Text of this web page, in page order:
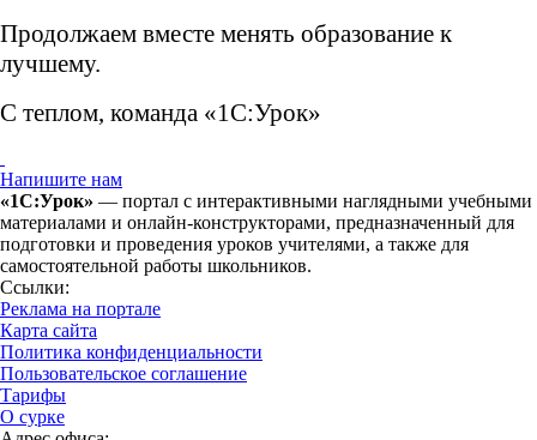
Продолжаем вместе менять образование к
лучшему.
С теплом, команда «1С:Урок»
Напишите нам
«1С:Урок» — портал с интерактивными наглядными учебными
материалами и онлайн-конструкторами, предназначенный для
подготовки и проведения уроков учителями, а также для
самостоятельной работы школьников.
Ссылки:
Реклама на портале
Карта сайта
Политика конфиденциальности
Пользовательское соглашение
Тарифы
О сурке